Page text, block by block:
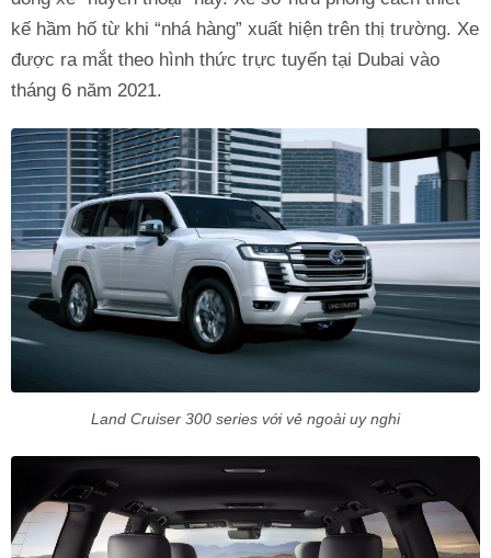
kế hầm hố từ khi “nhá hàng” xuất hiện trên thị trường. Xe
được ra mắt theo hình thức trực tuyến tại Dubai vào
tháng 6 năm 2021.
Land Cruiser 300 series với vẻ ngoài uy nghi